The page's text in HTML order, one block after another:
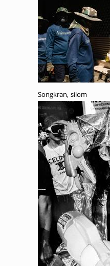
Songkran, silom